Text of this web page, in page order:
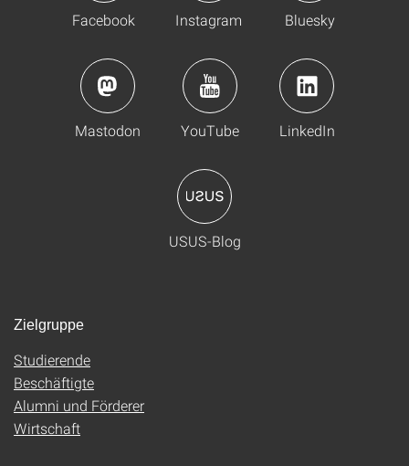
Facebook Instagram Bluesky
Mastodon YouTube LinkedIn
USUS-Blog
Zielgruppe
Studierende
Beschäftigte
Alumni und Förderer
Wirtschaft